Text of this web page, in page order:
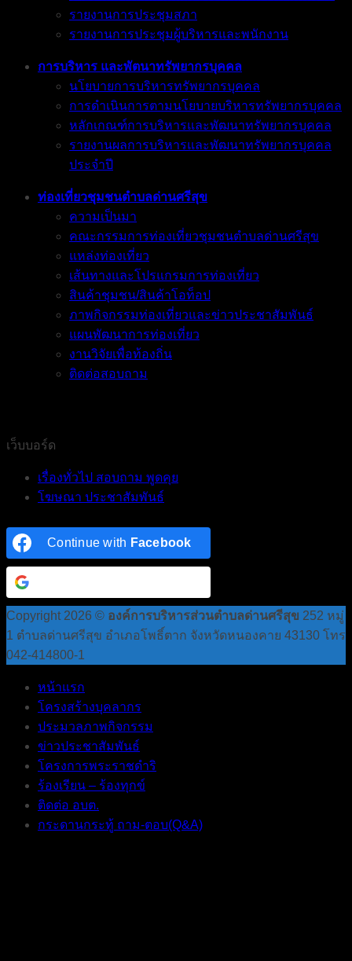
รายงานการประชุมสภา
รายงานการประชุมผู้บริหารและพนักงาน
การบริหาร และพัตนาทรัพยากรบุคคล
นโยบายการบริหารทรัพยากรบุคคล
การดำเนินการตามนโยบายบริหารทรัพยากรบุคคล
หลักเกณฑ์การบริหารและพัฒนาทรัพยากรบุคคล
รายงานผลการบริหารและพัฒนาทรัพยากรบุคคล
ประจำปี
ท่องเที่ยวชุมชนตำบลด่านศรีสุข
ความเป็นมา
คณะกรรมการท่องเที่ยวชุมชนตำบลด่านศรีสุข
แหล่งท่องเที่ยว
เส้นทางและโปรแกรมการท่องเที่ยว
สินค้าชุมชน/สินค้าโอท็อป
ภาพกิจกรรมท่องเที่ยวและข่าวประชาสัมพันธ์
แผนพัฒนาการท่องเที่ยว
งานวิจัยเพื่อท้องถิ่น
ติดต่อสอบถาม
เว็บบอร์ด
เรื่องทั่วไป สอบถาม พูดคุย
โฆษณา ประชาสัมพันธ์
Continue with Facebook
Copyright 2026 © องค์การบริหารส่วนตำบลด่านศรีสุข 252 หมู่
1 ตำบลด่านศรีสุข อำเภอโพธิ์ตาก จังหวัดหนองคาย 43130 โทร
042-414800-1
หน้าแรก
โครงสร้างบุคลากร
ประมวลภาพกิจกรรม
ข่าวประชาสัมพันธ์
โครงการพระราชดำริ
ร้องเรียน – ร้องทุกข์
ติดต่อ อบต.
กระดานกระทู้ ถาม-ตอบ(Q&A)